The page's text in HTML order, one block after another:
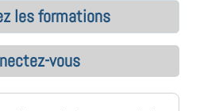
les formations
vous